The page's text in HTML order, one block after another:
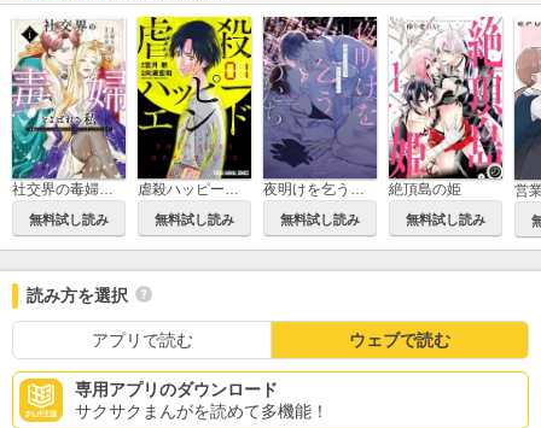
無料試し読み 無料試し読み 無料試し読み
絶頂島の姫
無料試し読み
読み方を選択
アプリで読む ウェブで読む
専用アプリのダウンロード
サクサクまんがを読めて多機能！